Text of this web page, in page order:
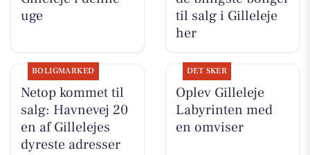
uge
til salg i Gilleleje
her
BOLIGMARKED
Netop kommet til
salg: Havnevej 20
en af Gillelejes
dyreste adresser
DET SKER
Oplev Gilleleje
Labyrinten med
en omviser